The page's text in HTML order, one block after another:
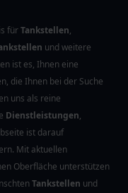
fürTankstellen,
und weitere
ist es, Ihnen eine
die Ihnen bei der Suche
uns als reine
Dienstleistungen,
ist darauf
Mit aktuellen
Oberfläche unterstützen
Tankstellen und